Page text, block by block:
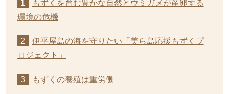
もずくを育む豊かな自然とウミガメが産卵する
環境の危機
伊平屋島の海を守りたい「美ら島応援もずくプ
ロジェクト」
もずくの養殖は重労働